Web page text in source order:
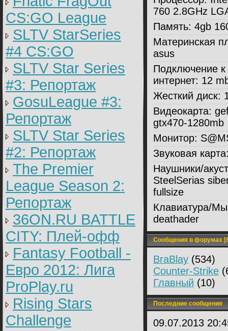
CS:GO League
SLTV StarSeries
#4 CS:GO
SLTV Star Series
#3: Репортаж
GosuLeague #3:
Репортаж
SLTV Star Series
#2: Репортаж
The Premier
League Season 2:
Репортаж
36ON.RU BATTLE
CITY: Плей-офф
Fantasy Football -
Евро 2012: Лига
ProPlay.ru
Rising Stars
Challenge
760 2.8GHz
Память: 4gb
Материнская
asus
Подключение к
интернет: 12
Жесткий диск:
Видеокарта:
gtx470-1280mb
Монитор:
Звуковая
Наушники/
SteelSerias
fullsize
Клавиатура/
deathader
Сообщения в форумах
BraBlay (534)
Counter-Strike
Главный (10)
Последние сообщения
09.07.2013